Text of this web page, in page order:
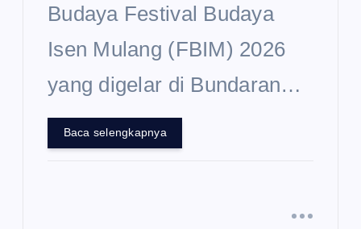
Budaya Festival Budaya
Isen Mulang (FBIM) 2026
yang digelar di Bundaran…
Baca selengkapnya